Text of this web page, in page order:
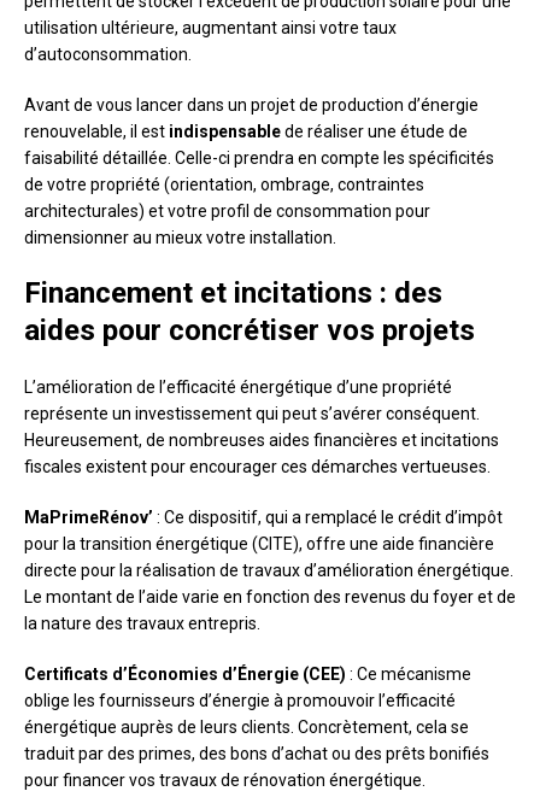
utilisation ultérieure, augmentant ainsi votre taux
d’autoconsommation.
Avant de vous lancer dans un projet de production d’énergie
renouvelable, il est indispensablede réaliser une étude de
faisabilité détaillée. Celle-ci prendra en compte les spécificités
de votre propriété (orientation, ombrage, contraintes
architecturales) et votre profil de consommation pour
dimensionner au mieux votre installation.
Financement et incitations : des
aides pour concrétiser vos projets
L’amélioration de l’efficacité énergétique d’une propriété
représente un investissement qui peut s’avérer conséquent.
Heureusement, de nombreuses aides financières et incitations
fiscales existent pour encourager ces démarches vertueuses.
MaPrimeRénov’ : Ce dispositif, qui a remplacé le crédit d’impôt
pour la transition énergétique (CITE), offre une aide financière
directe pour la réalisation de travaux d’amélioration énergétique.
Le montant de l’aide varie en fonction des revenus du foyer et de
la nature des travaux entrepris.
Certificats d’Économies d’Énergie (CEE) : Ce mécanisme
oblige les fournisseurs d’énergie à promouvoir l’efficacité
énergétique auprès de leurs clients. Concrètement, cela se
traduit par des primes, des bons d’achat ou des prêts bonifiés
pour financer vos travaux de rénovation énergétique.